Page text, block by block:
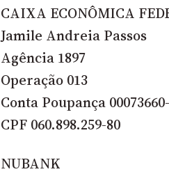
CAIXA ECONÔMICA
Jamile Andreia Passos
Agência 1897
Operação 013
Conta Poupança
CPF 060.898.259-80
NUBANK